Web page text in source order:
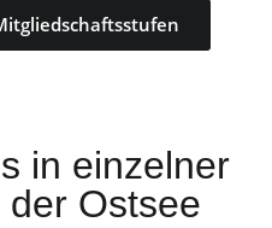
in einzelner
Ostsee